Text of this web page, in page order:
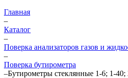
Главная
–
Каталог
–
Поверка анализаторов газов и
–
Поверка бутирометра
–Бутирометры стеклянные 1-6; 1-40;